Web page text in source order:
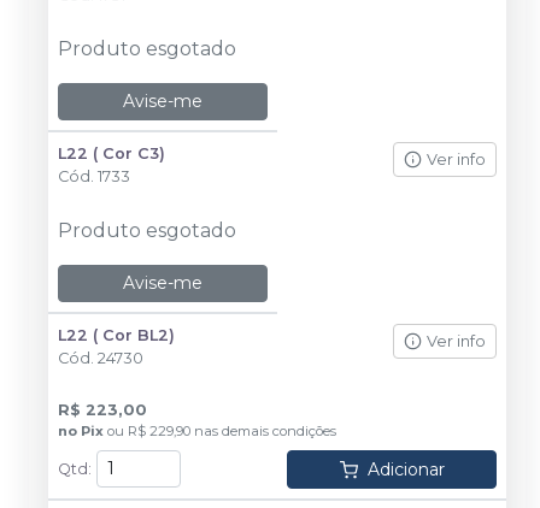
Produto esgotado
Avise-me
L22 ( Cor C3)
Cód. 1733
Ver info
Produto esgotado
Avise-me
L22 ( Cor BL2)
Cód. 24730
Ver info
R$ 223,00
no Pix ou R$ 229,90 nas demais condições
Qtd : Adicionar